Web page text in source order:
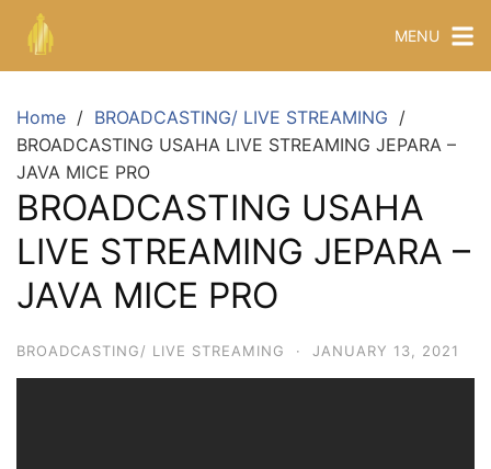
MENU
Home
BROADCASTING/ LIVE STREAMING
BROADCASTING USAHA LIVE STREAMING JEPARA –
JAVA MICE PRO
BROADCASTING USAHA
LIVE STREAMING JEPARA –
JAVA MICE PRO
BROADCASTING/ LIVE STREAMING · JANUARY 13, 2021